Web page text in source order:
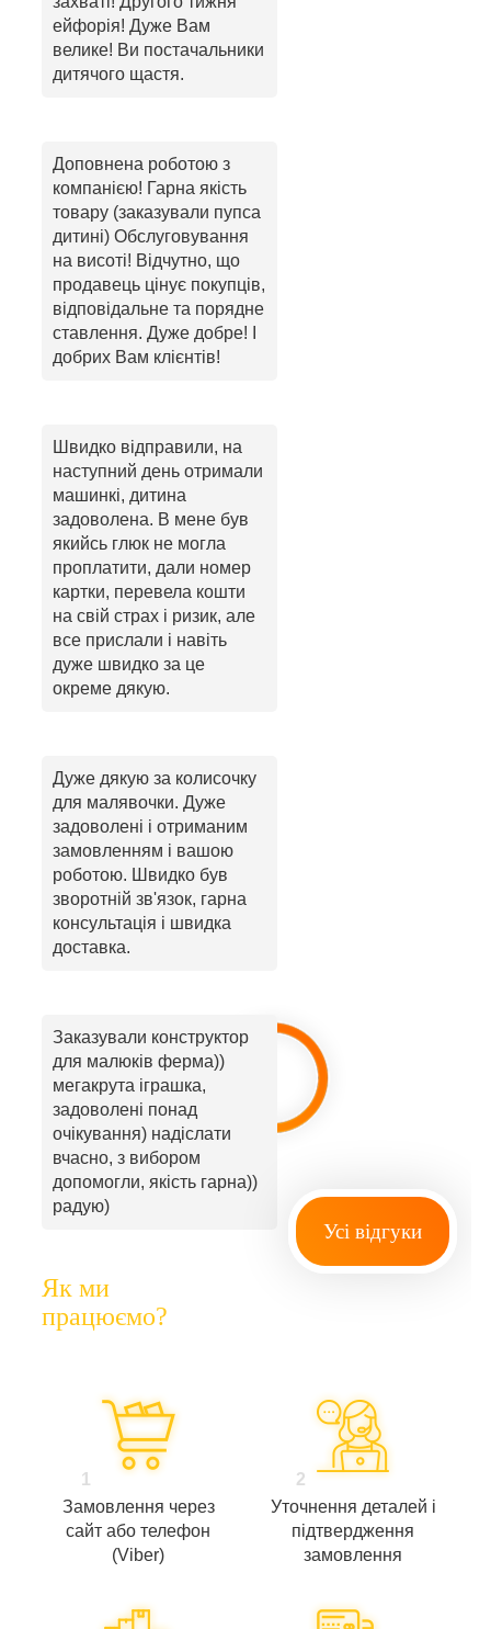
ейфорія! Дуже Вам
велике! Ви постачальники
дитячого щастя.
Доповнена роботою з
компанією! Гарна якість
товару (заказували пупса
дитині) Обслуговування
на висоті! Відчутно, що
продавець цінує покупців,
відповідальне та порядне
ставлення. Дуже добре! І
добрих Вам клієнтів!
Швидко відправили, на
наступний день отримали
машинкі, дитина
задоволена. В мене був
якийсь глюк не могла
проплатити, дали номер
картки, перевела кошти
на свій страх і ризик, але
все прислали і навіть
дуже швидко за це
окреме дякую.
Дуже дякую за колисочку
для малявочки. Дуже
задоволені і отриманим
замовленням і вашою
роботою. Швидко був
зворотній зв'язок, гарна
консультація і швидка
доставка.
Заказували конструктор
для малюків ферма))
мегакрута іграшка,
задоволені понад
очікування) надіслати
вчасно, з вибором
допомогли, якість гарна))
радую)
Усі відгуки
Як ми
працюємо?
1
Замовлення через
сайт або телефон
(Viber)
2
Уточнення деталей і
підтвердження
замовлення